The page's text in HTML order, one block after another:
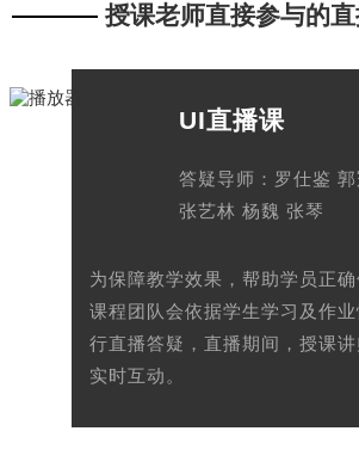
授课老师直接参与的
UI直播课
答疑导师：罗仕鉴
张艺林 杨魏 张琴
为保障教学效果，帮助学员正确
课程团队会依据学生学习及作
行直播答疑，直播期间，授课
实时互动。